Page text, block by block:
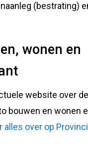
(bestrating)
wonen en
website over de
bouwen en wonen
alles over op